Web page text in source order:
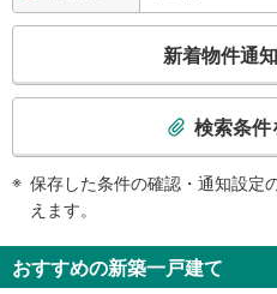
検
知
を
新着物件通
検索条件
保存した条件の確認・通知設定
えます。
おすすめの新築一戸建て